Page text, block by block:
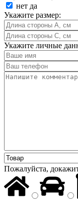
нет да
Укажите размер:
Укажите личные
Пожалуйста,